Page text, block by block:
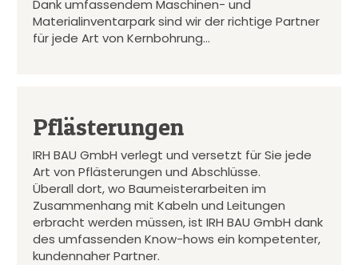
Dank umfassendem Maschinen- und
Materialinventarpark sind wir der richtige Partner
für jede Art von Kernbohrung…
Pflästerungen
IRH BAU GmbH verlegt und versetzt für Sie jede
Art von Pflästerungen und Abschlüsse.
Überall dort, wo Baumeisterarbeiten im
Zusammenhang mit Kabeln und Leitungen
erbracht werden müssen, ist IRH BAU GmbH dank
des umfassenden Know-hows ein kompetenter,
kundennaher Partner.